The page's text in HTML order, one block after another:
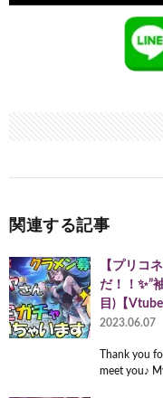
関連する記事
【プリコ
だ！！✨”
目)【
2023.06.07
Thank you
meet you♪